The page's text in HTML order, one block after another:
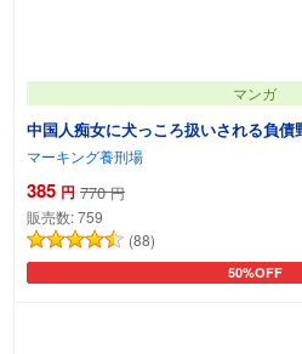
マンガ
中国人痴女に犬っころ扱いされる負
マーキング養刑場
385 円 770 円
販売数:759
(88)
50%OFF
カートに追加